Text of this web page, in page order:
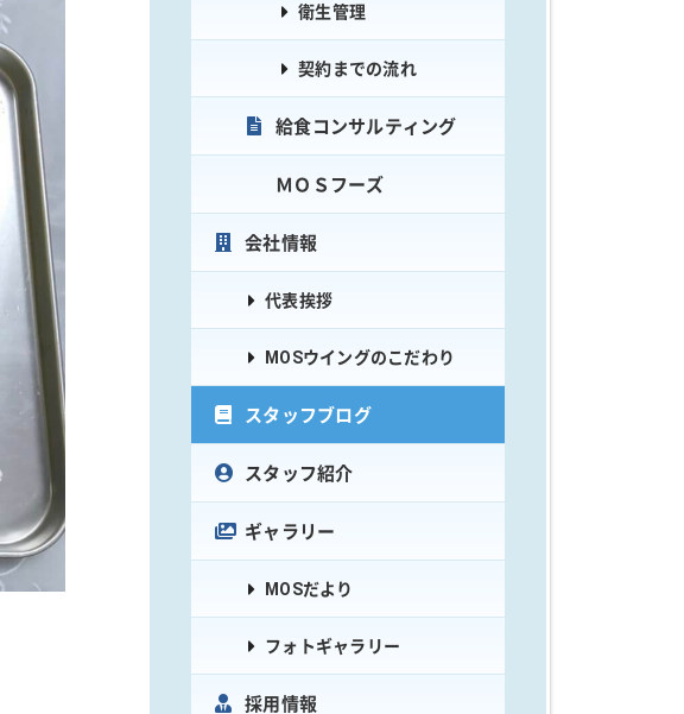
衛生管理
契約までの流れ
給食コンサルティング
ＭＯＳフーズ
会社情報
代表挨拶
MOSウイングのこだわり
スタッフブログ
スタッフ紹介
ギャラリー
MOSだより
フォトギャラリー
採用情報